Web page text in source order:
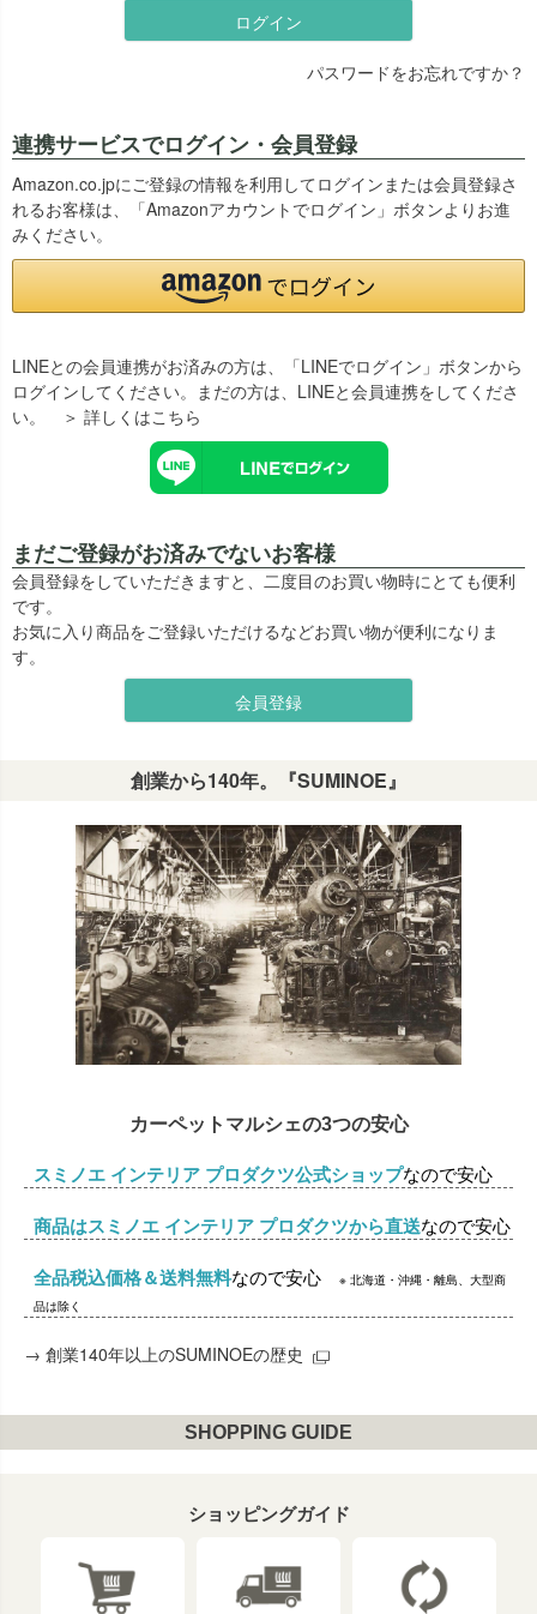
ログイン
パスワードをお忘れですか？
連携サービスでログイン・会員登録
Amazon.co.jpにご登録の情報を利用してログインまたは会員登録さ
れるお客様は、「Amazonアカウントでログイン」ボタンよりお進
みください。
LINEとの会員連携がお済みの方は、「LINEでログイン」ボタンから
ログインしてください。まだの方は、 LINEと会員連携をしてくださ
い。
＞ 詳しくはこちら
まだご登録がお済みでないお客様
会員登録をしていただきますと、二度目のお買い物時にとても便利
です。
お気に入り商品をご登録いただけるなどお買い物が便利になりま
す。
会員登録
創業から140年。『SUMINOE』
カーペットマルシェの3つの安心
スミノエ インテリア プロダクツ公式ショップなので安心
商品はスミノエ インテリア プロダクツから直送なので安心
全品税込価格＆送料無料なので安心
※ 北海道・沖縄・離島、大型商
品は除く
→ 創業140年以上のSUMINOEの歴史
SHOPPING GUIDE
ショッピングガイド